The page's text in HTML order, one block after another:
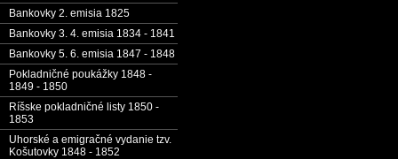
Bankovky 2. emisia 1825
Bankovky 3. 4. emisia 1834 - 1841
Bankovky 5. 6. emisia 1847 - 1848
Pokladničné poukážky 1848 -
1849 - 1850
Ríšske pokladničné listy 1850 -
1853
Uhorské a emigračné vydanie tzv.
Košutovky 1848 - 1852